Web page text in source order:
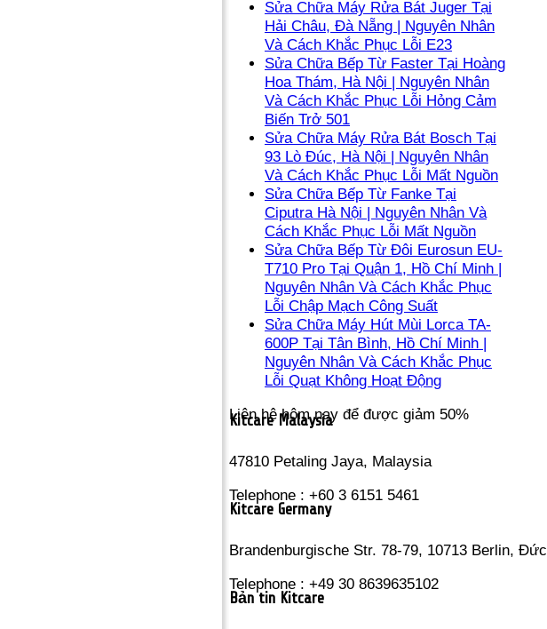
Sửa Chữa Máy Rửa Bát Juger Tại
Hải Châu, Đà Nẵng | Nguyên Nhân
Và Cách Khắc Phục Lỗi E23
Sửa Chữa Bếp Từ Faster Tại Hoàng
Hoa Thám, Hà Nội | Nguyên Nhân
Và Cách Khắc Phục Lỗi Hỏng Cảm
Biến Trở 501
Sửa Chữa Máy Rửa Bát Bosch Tại
93 Lò Đúc, Hà Nội | Nguyên Nhân
Và Cách Khắc Phục Lỗi Mất Nguồn
Sửa Chữa Bếp Từ Fanke Tại
Ciputra Hà Nội | Nguyên Nhân Và
Cách Khắc Phục Lỗi Mất Nguồn
Sửa Chữa Bếp Từ Đôi Eurosun EU-
T710 Pro Tại Quận 1, Hồ Chí Minh |
Nguyên Nhân Và Cách Khắc Phục
Lỗi Chập Mạch Công Suất
Sửa Chữa Máy Hút Mùi Lorca TA-
600P Tại Tân Bình, Hồ Chí Minh |
Nguyên Nhân Và Cách Khắc Phục
Lỗi Quạt Không Hoạt Động
Liên hệ hôm nay để được giảm 50%
Kitcare Malaysia
47810 Petaling Jaya, Malaysia
Telephone : +60 3 6151 5461
Kitcare Germany
Brandenburgische Str. 78-79, 10713 Berlin, Đức
Telephone : +49 30 8639635102
Bản tin Kitcare